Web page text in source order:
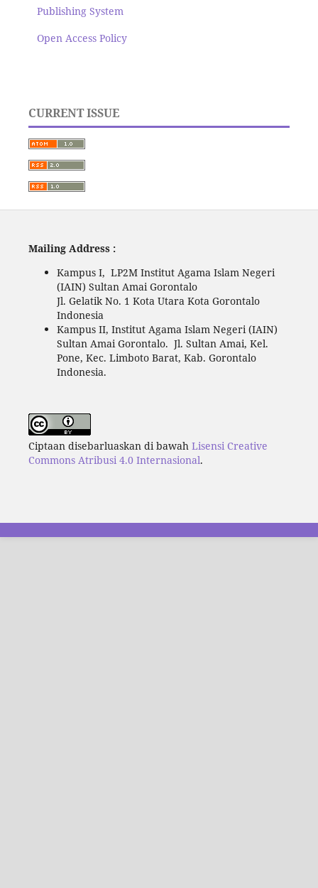
Publishing System
Open Access Policy
CURRENT ISSUE
Mailing Address :
Kampus I, LP2M Institut Agama Islam Negeri
(IAIN) Sultan Amai Gorontalo
Jl. Gelatik No. 1 Kota Utara Kota Gorontalo
Indonesia
Kampus II, Institut Agama Islam Negeri (IAIN)
Sultan Amai Gorontalo. Jl. Sultan Amai, Kel.
Pone, Kec. Limboto Barat, Kab. Gorontalo
Indonesia.
Ciptaan disebarluaskan di bawah Lisensi Creative
Commons Atribusi 4.0 Internasional.